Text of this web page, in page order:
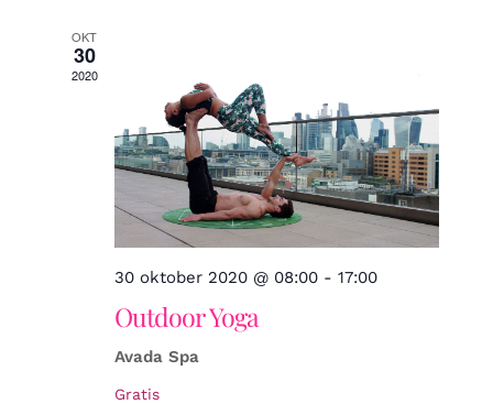
en
OKT
30
2020
30 oktober 2020 @ 08:00- 17:00
Outdoor Yoga
Avada Spa
Gratis